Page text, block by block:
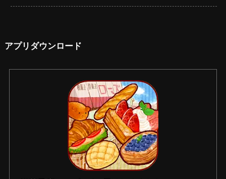
アプリダウンロード